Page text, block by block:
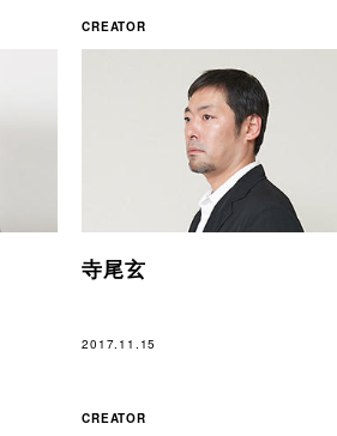
CREATOR
寺尾玄
2017.11.15
CREATOR